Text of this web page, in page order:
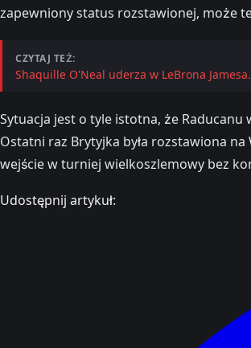
zapewniony status rozstawionej, może
CZYTAJ TEŻ:
Shaquille O'Neal uderza w LeBrona
Sytuacja jest o tyle istotna, że
Ostatni raz Brytyjka była rozstawiona
wejście w turniej wielkoszlemowy bez
Udostępnij artykuł: